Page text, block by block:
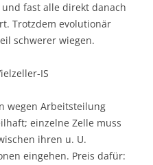
fast alle direkt danach
Trotzdem evolutionär
schwerer wiegen.
IS
wegen Arbeitsteilung
einzelne Zelle muss
ihren u. U.
eingehen. Preis dafür: